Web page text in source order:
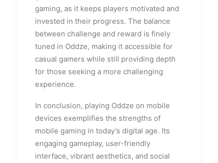
gaming, as it keeps players motivated and
invested in their progress. The balance
between challenge and reward is finely
tuned in Oddze, making it accessible for
casual gamers while still providing depth
for those seeking a more challenging
experience.
In conclusion, playing Oddze on mobile
devices exemplifies the strengths of
mobile gaming in today’s digital age. Its
engaging gameplay, user-friendly
interface, vibrant aesthetics, and social